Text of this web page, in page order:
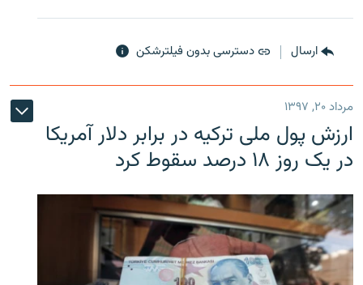
ارسال دسترسی بدون فیلترشکن
مرداد ۲۰, ۱۳۹۷
ارزش پول ملی ترکیه در برابر دلار آمریکا
در یک روز ۱۸ درصد سقوط کرد